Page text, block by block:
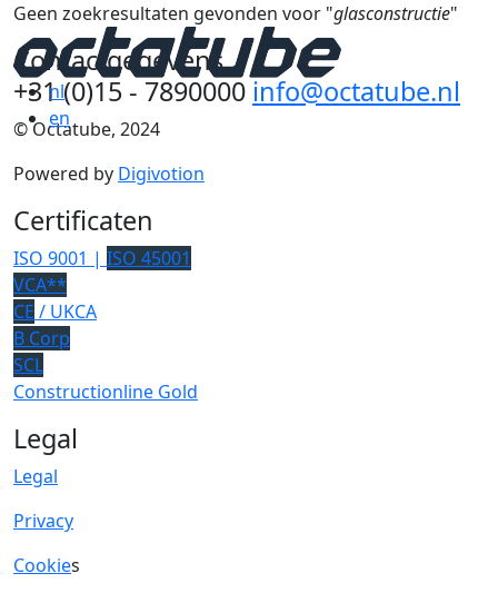
nl
en
Geen zoekresultaten gevonden voor "glasconstructie"
Contactgegevens
+31 (0)15 - 7890000 info@octatube.nl
© Octatube, 2024
Powered by Digivotion
Certificaten
ISO 9001 | ISO 45001
VCA**
CE / UKCA
B Corp
SCL
Constructionline Gold
Legal
Legal
Privacy
Cookies